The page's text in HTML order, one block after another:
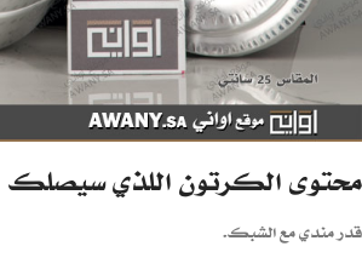
محتوى الكرتون اللذي سيصلك
قدر مندي مع الشبك.